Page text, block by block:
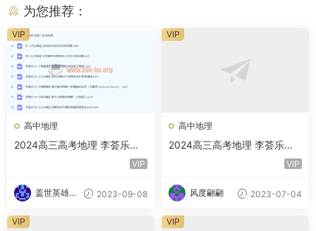
为您推荐：
高中地理
2024高三高考地理 李荟乐地
VIP
盖世英雄的
2023-09-08
VIP
高中地理
2024高三高考地理 李荟乐地
VIP
风度翩翩 2023-07-04
VIP
VIP VIP